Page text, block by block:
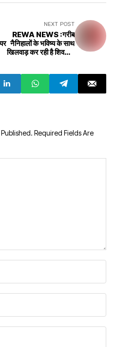
NEXT POST
REWA NEWS :गरीब
नैनिहालों के भविष्य के साथ
खिलवाड़ कर रही है शिवराज
Required Fields Are